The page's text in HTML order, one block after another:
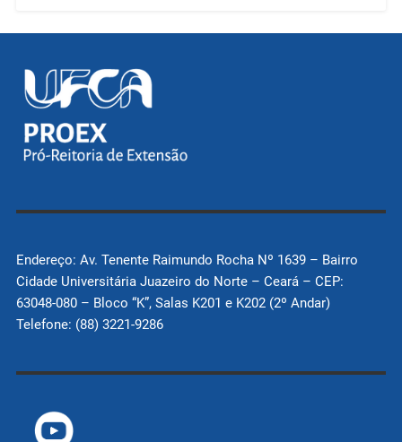
Endereço: Av. Tenente Raimundo Rocha Nº 1639 – Bairro
Cidade Universitária Juazeiro do Norte – Ceará – CEP:
63048-080 – Bloco “K”, Salas K201 e K202 (2º Andar)
Telefone: (88) 3221-9286